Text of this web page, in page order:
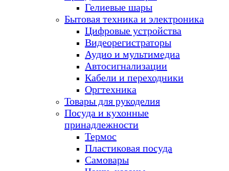
Гелиевые шары
Бытовая техника и электроника
Цифровые устройства
Видеорегистраторы
Аудио и мультимедиа
Автосигнализации
Кабели и переходники
Оргтехника
Товары для рукоделия
Посуда и кухонные
принадлежности
Термос
Пластиковая посуда
Самовары